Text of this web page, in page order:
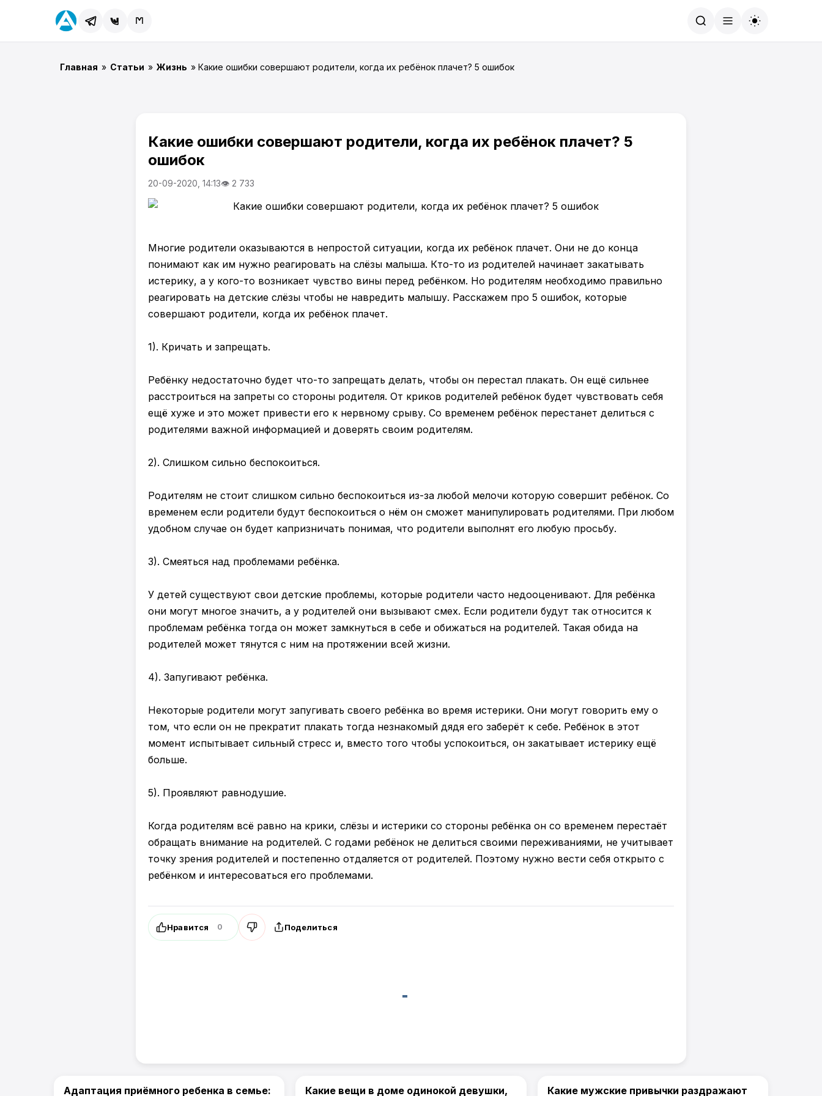
Главная » Статьи » Жизнь » Какие ошибки совершают родители, когда их ребёнок плачет? 5 ошибок
Какие ошибки совершают родители, когда их ребёнок плачет? 5
ошибок
20-09-2020, 14:13👁 2 733
Многие родители оказываются в непростой ситуации, когда их ребёнок плачет. Они не до конца
понимают как им нужно реагировать на слёзы малыша. Кто-то из родителей начинает закатывать
истерику, а у кого-то возникает чувство вины перед ребёнком. Но родителям необходимо правильно
реагировать на детские слёзы чтобы не навредить малышу. Расскажем про 5 ошибок, которые
совершают родители, когда их ребёнок плачет.
1). Кричать и запрещать.
Ребёнку недостаточно будет что-то запрещать делать, чтобы он перестал плакать. Он ещё сильнее
расстроиться на запреты со стороны родителя. От криков родителей ребёнок будет чувствовать себя
ещё хуже и это может привести его к нервному срыву. Со временем ребёнок перестанет делиться с
родителями важной информацией и доверять своим родителям.
2). Слишком сильно беспокоиться.
Родителям не стоит слишком сильно беспокоиться из-за любой мелочи которую совершит ребёнок. Со
временем если родители будут беспокоиться о нём он сможет манипулировать родителями. При любом
удобном случае он будет капризничать понимая, что родители выполнят его любую просьбу.
3). Смеяться над проблемами ребёнка.
У детей существуют свои детские проблемы, которые родители часто недооценивают. Для ребёнка
они могут многое значить, а у родителей они вызывают смех. Если родители будут так относится к
проблемам ребёнка тогда он может замкнуться в себе и обижаться на родителей. Такая обида на
родителей может тянутся с ним на протяжении всей жизни.
4). Запугивают ребёнка.
Некоторые родители могут запугивать своего ребёнка во время истерики. Они могут говорить ему о
том, что если он не прекратит плакать тогда незнакомый дядя его заберёт к себе. Ребёнок в этот
момент испытывает сильный стресс и, вместо того чтобы успокоиться, он закатывает истерику ещё
больше.
5). Проявляют равнодушие.
Когда родителям всё равно на крики, слёзы и истерики со стороны ребёнка он со временем перестаёт
обращать внимание на родителей. С годами ребёнок не делиться своими переживаниями, не учитывает
точку зрения родителей и постепенно отдаляется от родителей. Поэтому нужно вести себя открыто с
ребёнком и интересоваться его проблемами.
Нравится 0 Поделиться
Жизнь
Адаптация приёмного ребенка в семье: Жизнь
Какие вещи в доме одинокой девушки, Жизнь
Какие мужские привычки раздражают